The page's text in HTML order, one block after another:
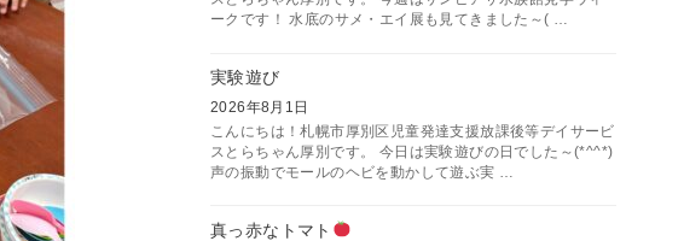
ークです！ 水底のサメ・エイ展も見てきました～( …
実験遊び
2026年8月1日
こんにちは！札幌市厚別区児童発達支援放課後等デイサービ
スとらちゃん厚別です。 今日は実験遊びの日でした～(*^^*)
声の振動でモールのヘビを動かして遊ぶ実 …
真っ赤なトマト